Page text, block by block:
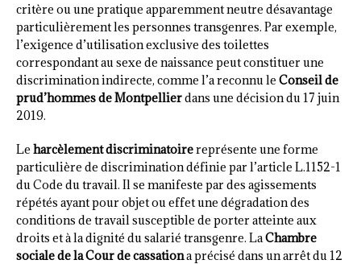
critère ou une pratique apparemment neutre désavantage
particulièrement les personnes transgenres. Par exemple,
l’exigence d’utilisation exclusive des toilettes
correspondant au sexe de naissance peut constituer une
discrimination indirecte, comme l’a reconnu le Conseil de
prud’hommes de Montpellierdans une décision du 17 juin
2019.
Le harcèlement discriminatoirereprésente une forme
particulière de discrimination définie par l’article L.1152-1
du Code du travail. Il se manifeste par des agissements
répétés ayant pour objet ou effet une dégradation des
conditions de travail susceptible de porter atteinte aux
droits et à la dignité du salarié transgenre. LaChambre
sociale de la Cour de cassationa précisé dans un arrêt du 12